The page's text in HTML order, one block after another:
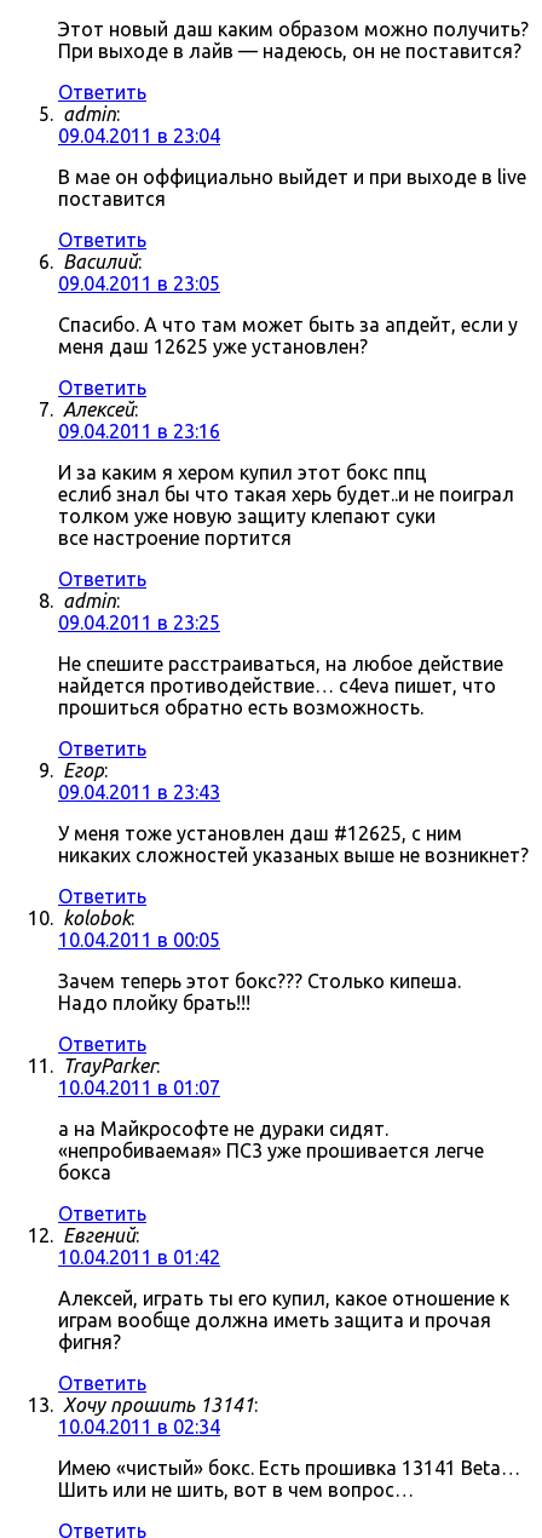
Этот новый даш каким образом можно получить?
При выходе в лайв — надеюсь, он не поставится?
Ответить
admin:
09.04.2011 в 23:04
В мае он оффициально выйдет и при выходе в live
поставится
Ответить
Василий:
09.04.2011 в 23:05
Спасибо. А что там может быть за апдейт, если у
меня даш 12625 уже установлен?
Ответить
Алексей:
09.04.2011 в 23:16
И за каким я хером купил этот бокс ппц
еслиб знал бы что такая херь будет..и не поиграл
толком уже новую защиту клепают суки
все настроение портится
Ответить
admin:
09.04.2011 в 23:25
Не спешите расстраиваться, на любое действие
найдется противодействие… c4eva пишет, что
прошиться обратно есть возможность.
Ответить
Егор:
09.04.2011 в 23:43
У меня тоже установлен даш #12625, с ним
никаких сложностей указаных выше не возникнет?
Ответить
kolobok:
10.04.2011 в 00:05
Зачем теперь этот бокс??? Столько кипеша.
Надо плойку брать!!!
Ответить
TrayParker:
10.04.2011 в 01:07
а на Майкрософте не дураки сидят.
«непробиваемая» ПС3 уже прошивается легче
бокса
Ответить
Евгений:
10.04.2011 в 01:42
Алексей, играть ты его купил, какое отношение к
играм вообще должна иметь защита и прочая
фигня?
Ответить
Хочу прошить 13141:
10.04.2011 в 02:34
Имею «чистый» бокс. Есть прошивка 13141 Beta…
Шить или не шить, вот в чем вопрос…
Ответить